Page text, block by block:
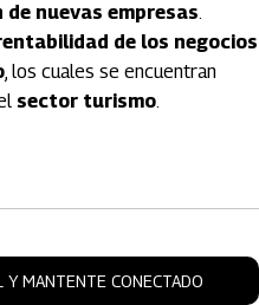
de nuevas empresas.
de los negocios
, los cuales se encuentran
sector turismo.
Y MANTENTE CONECTADO